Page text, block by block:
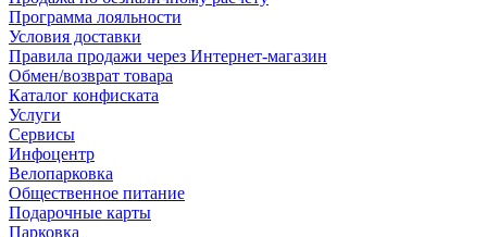
Программа лояльности
Условия доставки
Правила продажи через Интернет-магазин
Обмен/возврат товара
Каталог конфиската
Услуги
Сервисы
Инфоцентр
Велопарковка
Общественное питание
Подарочные карты
Парковка